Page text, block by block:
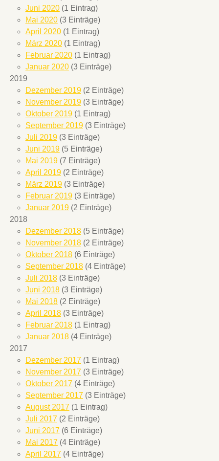
Juni 2020 (1 Eintrag)
Mai 2020 (3 Einträge)
April 2020 (1 Eintrag)
März 2020 (1 Eintrag)
Februar 2020 (1 Eintrag)
Januar 2020 (3 Einträge)
2019
Dezember 2019 (2 Einträge)
November 2019 (3 Einträge)
Oktober 2019 (1 Eintrag)
September 2019 (3 Einträge)
Juli 2019 (3 Einträge)
Juni 2019 (5 Einträge)
Mai 2019 (7 Einträge)
April 2019 (2 Einträge)
März 2019 (3 Einträge)
Februar 2019 (3 Einträge)
Januar 2019 (2 Einträge)
2018
Dezember 2018 (5 Einträge)
November 2018 (2 Einträge)
Oktober 2018 (6 Einträge)
September 2018 (4 Einträge)
Juli 2018 (3 Einträge)
Juni 2018 (3 Einträge)
Mai 2018 (2 Einträge)
April 2018 (3 Einträge)
Februar 2018 (1 Eintrag)
Januar 2018 (4 Einträge)
2017
Dezember 2017 (1 Eintrag)
November 2017 (3 Einträge)
Oktober 2017 (4 Einträge)
September 2017 (3 Einträge)
August 2017 (1 Eintrag)
Juli 2017 (2 Einträge)
Juni 2017 (6 Einträge)
Mai 2017 (4 Einträge)
April 2017 (4 Einträge)